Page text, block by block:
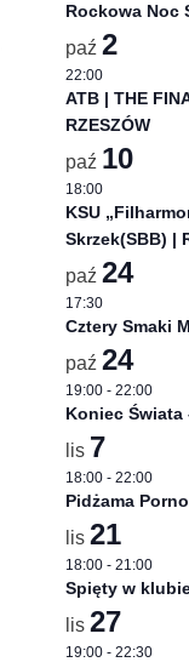
Rockowa Noc
paź 2
22:00
ATB | THE
RZESZÓW
paź 10
18:00
KSU
Skrzek(SBB) |
paź 24
17:30
Cztery Smaki
paź 24
19:00- 22:00
Koniec Świata
lis 7
18:00- 22:00
Pidżama
lis 21
18:00- 21:00
Spięty w
lis 27
19:00- 22:30